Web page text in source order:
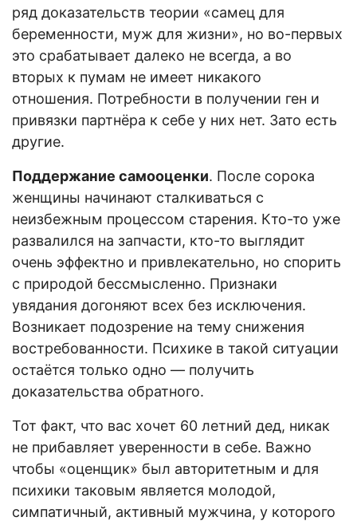
ряд доказательств теории «самец для
беременности, муж для жизни», но во-первых
это срабатывает далеко не всегда, а во
вторых к пумам не имеет никакого
отношения. Потребности в получении ген и
привязки партнёра к себе у них нет. Зато есть
другие.
Поддержание самооценки. После сорока
женщины начинают сталкиваться с
неизбежным процессом старения. Кто-то уже
развалился на запчасти, кто-то выглядит
очень эффектно и привлекательно, но спорить
с природой бессмысленно. Признаки
увядания догоняют всех без исключения.
Возникает подозрение на тему снижения
востребованности. Психике в такой ситуации
остаётся только одно — получить
доказательства обратного.
Тот факт, что вас хочет 60 летний дед, никак
не прибавляет уверенности в себе. Важно
чтобы «оценщик» был авторитетным и для
психики таковым является молодой,
симпатичный, активный мужчина, у которого